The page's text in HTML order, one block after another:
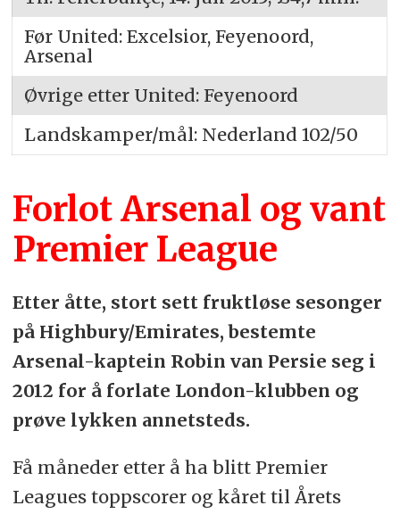
Før United: Excelsior, Feyenoord,
Arsenal
Øvrige etter United: Feyenoord
Landskamper/mål: Nederland 102/50
Forlot Arsenal og vant
Premier League
Etter åtte, stort sett fruktløse sesonger
på Highbury/Emirates, bestemte
Arsenal-kaptein Robin van Persie seg i
2012 for å forlate London-klubben og
prøve lykken annetsteds.
Få måneder etter å ha blitt Premier
Leagues toppscorer og kåret til Årets